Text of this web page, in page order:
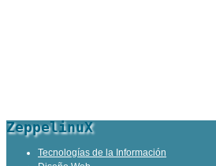
ZeppelinuX
Tecnologías de la Información